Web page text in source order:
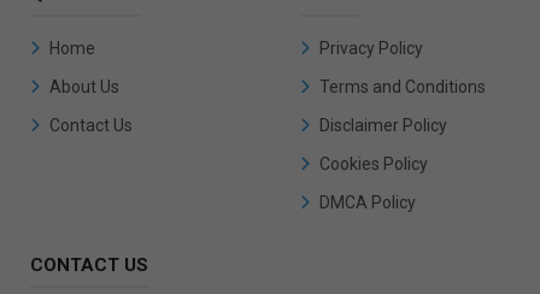
Home
About Us
Contact Us
Privacy Policy
Terms and Conditions
Disclaimer Policy
Cookies Policy
DMCA Policy
CONTACT US